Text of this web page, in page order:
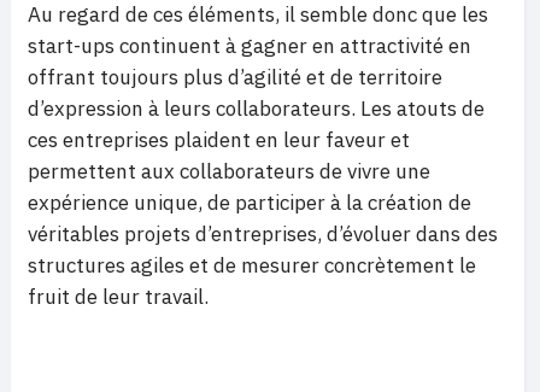
Au regard de ces éléments, il semble donc que les
start-ups continuent à gagner en attractivité en
offrant toujours plus d’agilité et de territoire
d’expression à leurs collaborateurs. Les atouts de
ces entreprises plaident en leur faveur et
permettent aux collaborateurs de vivre une
expérience unique, de participer à la création de
véritables projets d’entreprises, d’évoluer dans des
structures agiles et de mesurer concrètement le
fruit de leur travail.